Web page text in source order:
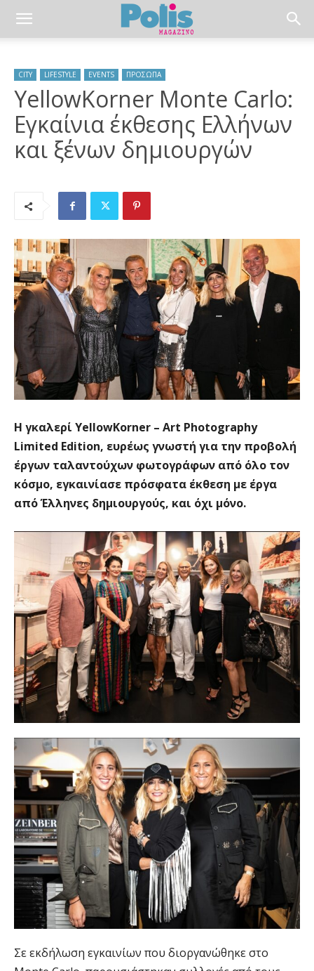
CITY LIFESTYLE EVENTS ΠΡΟΣΩΠΑ
YellowKorner Monte Carlo:
Εγκαίνια έκθεσης Ελλήνων
και ξένων δημιουργών
Η γκαλερί YellowKorner – Art Photography
Limited Edition, ευρέως γνωστή για την προβολή
έργων ταλαντούχων φωτογράφων από όλο τον
κόσμο, εγκαινίασε πρόσφατα έκθεση με έργα
από Έλληνες δημιουργούς, και όχι μόνο.
Σε εκδήλωση εγκαινίων που διοργανώθηκε στο